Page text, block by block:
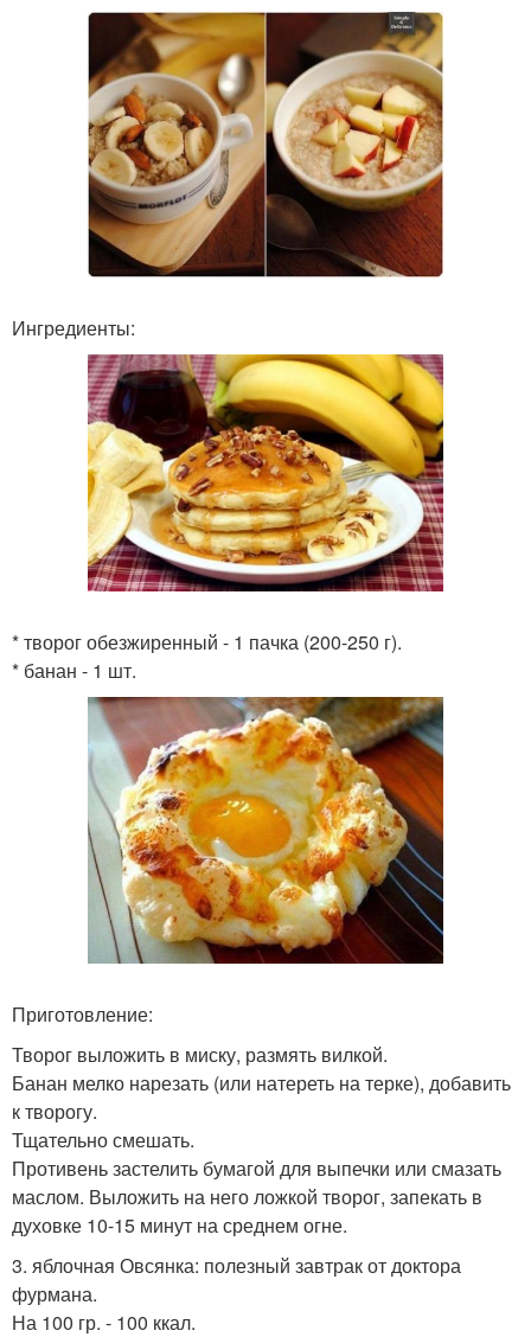
Ингредиенты:
* творог обезжиренный - 1 пачка (200-250 г).
* банан - 1 шт.
Приготовление:
Творог выложить в миску, размять вилкой.
Банан мелко нарезать (или натереть на терке), добавить
к творогу.
Тщательно смешать.
Противень застелить бумагой для выпечки или смазать
маслом. Выложить на него ложкой творог, запекать в
духовке 10-15 минут на среднем огне.
3. яблочная Овсянка: полезный завтрак от доктора
фурмана.
На 100 гр. - 100 ккал.